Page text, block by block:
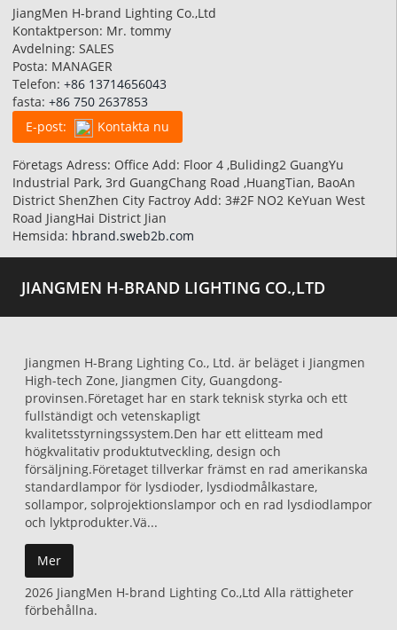
JiangMen H-brand Lighting Co.,Ltd
Kontaktperson: Mr. tommy
Avdelning: SALES
Posta: MANAGER
Telefon: +86 13714656043
fasta: +86 750 2637853
E-post:
Kontakta nu
Företags Adress: Office Add: Floor 4 ,Buliding2 GuangYu
Industrial Park, 3rd GuangChang Road ,HuangTian, BaoAn
District ShenZhen City Factroy Add: 3#2F NO2 KeYuan West
Road JiangHai District Jian
Hemsida: hbrand.sweb2b.com
JIANGMEN H-BRAND LIGHTING CO.,LTD
Jiangmen H-Brang Lighting Co., Ltd. är beläget i Jiangmen
High-tech Zone, Jiangmen City, Guangdong-
provinsen.Företaget har en stark teknisk styrka och ett
fullständigt och vetenskapligt
kvalitetsstyrningssystem.Den har ett elitteam med
högkvalitativ produktutveckling, design och
försäljning.Företaget tillverkar främst en rad amerikanska
standardlampor för lysdioder, lysdiodmålkastare,
sollampor, solprojektionslampor och en rad lysdiodlampor
och lyktprodukter.Vä...
Mer
2026 JiangMen H-brand Lighting Co.,Ltd Alla rättigheter
förbehållna.